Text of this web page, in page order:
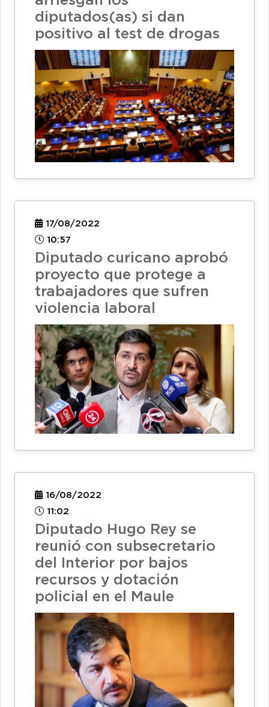
diputados(as) si dan
positivo al test de drogas
17/08/2022
10:57
Diputado curicano aprobó
proyecto que protege a
trabajadores que sufren
violencia laboral
16/08/2022
11:02
Diputado Hugo Rey se
reunió con subsecretario
del Interior por bajos
recursos y dotación
policial en el Maule